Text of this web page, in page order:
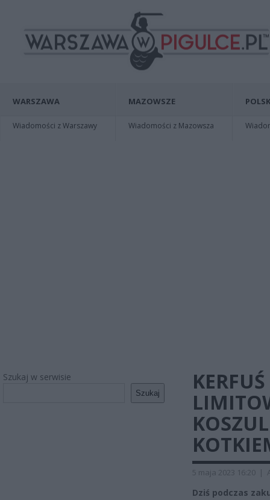
WARSZAWA
Wiadomości z Warszawy
MAZOWSZE
Wiadomości z Mazowsza
Szukaj w serwisie
Szukaj
5 maja 2023 16:20 |
Dziś podczas